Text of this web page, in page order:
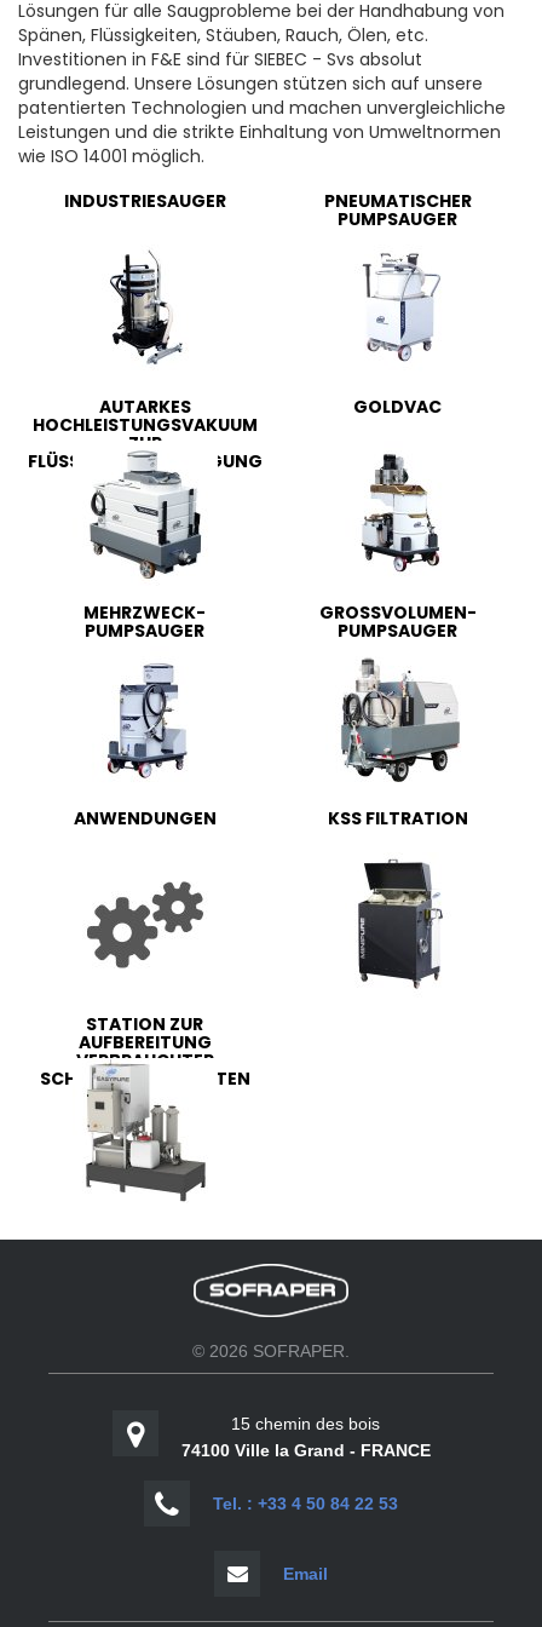
Lösungen für alle Saugprobleme bei der Handhabung von
Spänen, Flüssigkeiten, Stäuben, Rauch, Ölen, etc.
Investitionen in F&E sind für SIEBEC - Svs absolut
grundlegend. Unsere Lösungen stützen sich auf unsere
patentierten Technologien und machen unvergleichliche
Leistungen und die strikte Einhaltung von Umweltnormen
wie ISO 14001 möglich.
INDUSTRIESAUGER
PNEUMATISCHER
PUMPSAUGER
AUTARKES
HOCHLEISTUNGSVAKUUM
ZUR
FLÜSSIGKEITSABSAUGUNG
GOLDVAC
MEHRZWECK-
PUMPSAUGER
GROSSVOLUMEN-
PUMPSAUGER
ANWENDUNGEN KSS FILTRATION
STATION ZUR
AUFBEREITUNG
VERBRAUCHTER
SCHNEIDFLÜSSIGKEITEN
© 2026 SOFRAPER.
15 chemin des bois
74100 Ville la Grand - FRANCE
Tel. : +33 4 50 84 22 53
Email